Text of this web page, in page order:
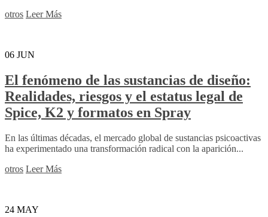
otros Leer Más
06 JUN
El fenómeno de las sustancias de diseño:
Realidades, riesgos y el estatus legal de
Spice, K2 y formatos en Spray
En las últimas décadas, el mercado global de sustancias psicoactivas
ha experimentado una transformación radical con la aparición...
otros Leer Más
24 MAY